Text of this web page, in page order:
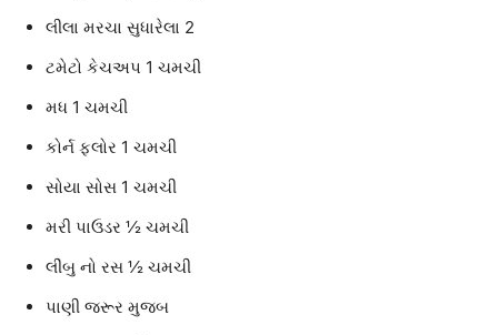
લીલા મરચા સુધારેલા 2
ટમેટો કેચઅપ 1 ચમચી
મધ 1 ચમચી
કોર્ન ફ્લોર 1 ચમચી
સોયા સોસ 1 ચમચી
મરી પાઉડર ½ ચમચી
લીંબુ નો રસ ½ ચમચી
પાણી જરૂર મુજબ